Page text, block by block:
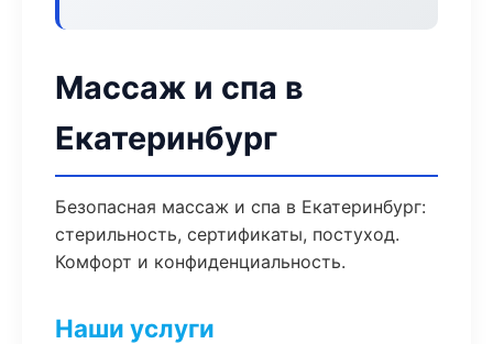
Массаж и спа в
Екатеринбург
Безопасная массаж и спа в Екатеринбург:
стерильность, сертификаты, постуход.
Комфорт и конфиденциальность.
Наши услуги